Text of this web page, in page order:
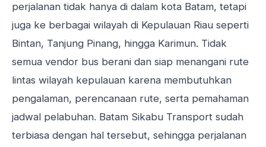
perjalanan tidak hanya di dalam kota Batam, tetapi
juga ke berbagai wilayah di Kepulauan Riau seperti
Bintan, Tanjung Pinang, hingga Karimun. Tidak
semua vendor bus berani dan siap menangani rute
lintas wilayah kepulauan karena membutuhkan
pengalaman, perencanaan rute, serta pemahaman
jadwal pelabuhan. Batam Sikabu Transport sudah
terbiasa dengan hal tersebut, sehingga perjalanan